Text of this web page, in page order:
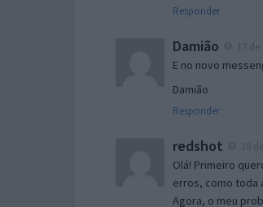
Responder
Damião
E no novo
Damião
Responder
redshot
Olá! Primeiro
erros, como toda
Agora, o meu